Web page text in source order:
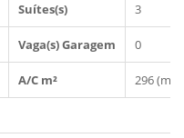
Suítes(s) 3
Vaga(s) Garagem 0
A/C m² 296 (m